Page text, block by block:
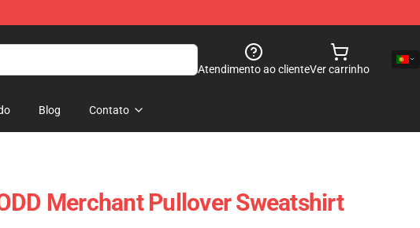
Atendimento ao clienteVer carrinho
Blog Contato
Merchant Pullover Sweatshirt